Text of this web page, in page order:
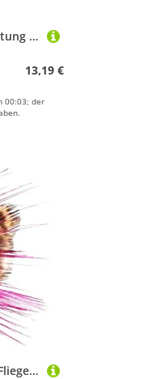
Mtucegi Fahrradbremsleitung Installation Guide Bike Hydraulikschlauchrouting Für Interne Rahmen Installations Fahrradkabel Routing Tool
13,19 €
00:03; der
Künstliche Fischerköder Fliegen Köder Mit Geschärften Haken Topwater Fishing Topwater Köder Mit Haken